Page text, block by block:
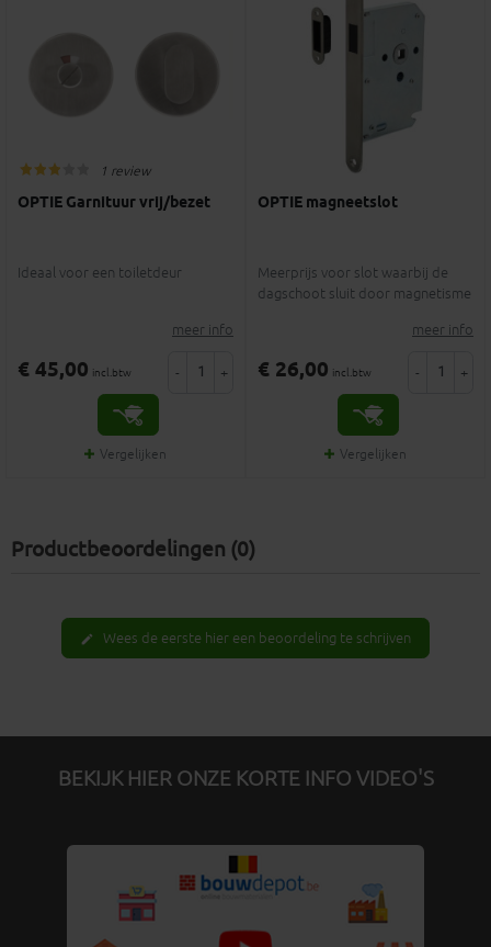
1 review
OPTIE Garnituur vrij/bezet
Ideaal voor een toiletdeur
meer info
€ 45,00 incl.btw - +
Vergelijken
OPTIE magneetslot
Meerprijs voor slot waarbij de
dagschoot sluit door magnetisme
meer info
€ 26,00 incl.btw - +
Vergelijken
Productbeoordelingen (0)
edit Wees de eerste hier een beoordeling te schrijven
BEKIJK HIER ONZE KORTE INFO VIDEO'S